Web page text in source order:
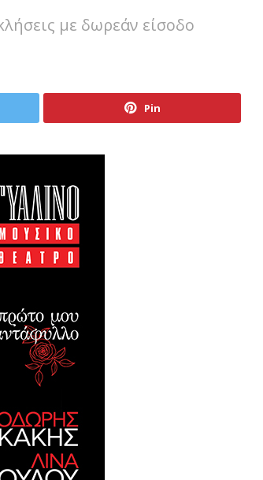
με δωρεάν είσοδο
Pin